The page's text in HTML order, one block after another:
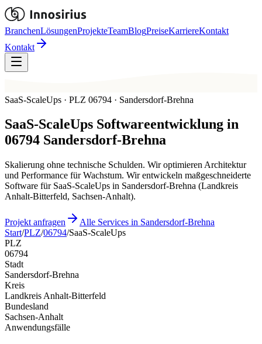
BranchenLösungenProjekteTeamBlogPreiseKarriereKontakt
Kontakt
SaaS-ScaleUps · PLZ 06794 · Sandersdorf-Brehna
SaaS-ScaleUps Softwareentwicklung in
06794 Sandersdorf-Brehna
Skalierung ohne technische Schulden. Wir optimieren Architektur
und Performance für Wachstum. Wir entwickeln maßgeschneiderte
Software für SaaS-ScaleUps in Sandersdorf-Brehna (Landkreis
Anhalt-Bitterfeld, Sachsen-Anhalt).
Projekt anfragen
Alle Services in Sandersdorf-Brehna
Start/PLZ/06794/SaaS-ScaleUps
PLZ
06794
Stadt
Sandersdorf-Brehna
Kreis
Landkreis Anhalt-Bitterfeld
Bundesland
Sachsen-Anhalt
Anwendungsfälle